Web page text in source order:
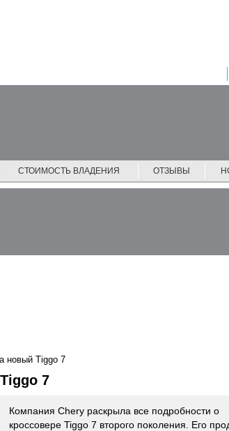
СТОИМОСТЬ ВЛАДЕНИЯ ОТЗЫВЫ
новый Tiggo 7
7
Компания Chery раскрыла все подробности о
кроссовере Tiggo 7 второго поколения. Его